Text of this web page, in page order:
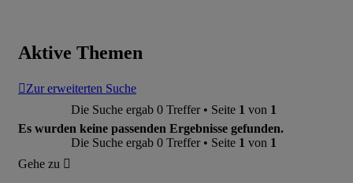
Aktive Themen
Zur erweiterten Suche
Die Suche ergab 0 Treffer • Seite 1 von 1
Es wurden keine passenden Ergebnisse gefunden.
Die Suche ergab 0 Treffer • Seite 1 von 1
Gehe zu